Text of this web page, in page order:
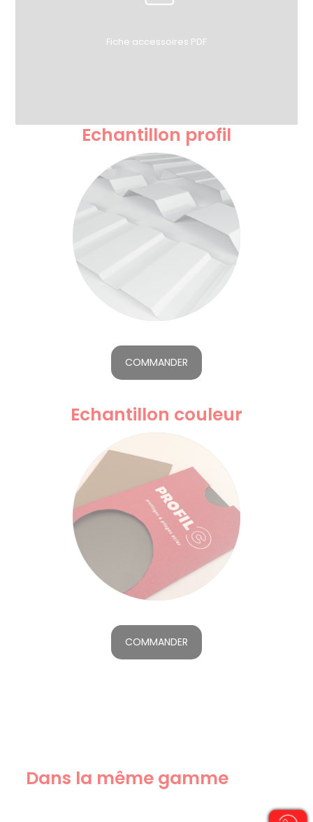
Fiche accessoires PDF
Echantillon profil
COMMANDER
Echantillon couleur
COMMANDER
Dans la même gamme